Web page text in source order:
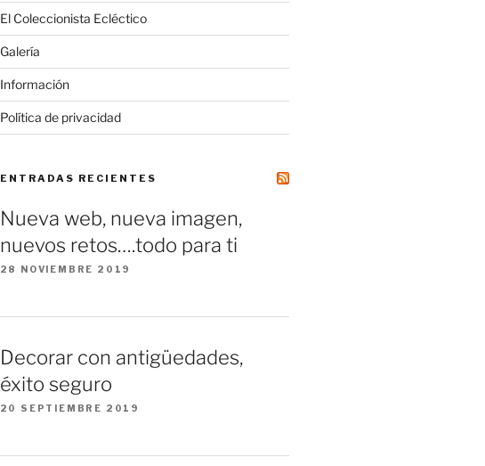
El Coleccionista Ecléctico
Galería
Información
Política de privacidad
ENTRADAS RECIENTES
Nueva web, nueva imagen,
nuevos retos….todo para ti
28 NOVIEMBRE 2019
Decorar con antigüedades,
éxito seguro
20 SEPTIEMBRE 2019